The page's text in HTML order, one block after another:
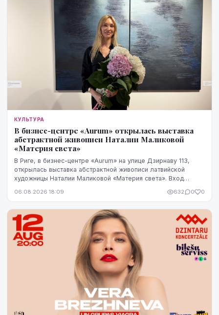
КУЛЬТУРА
В бизнес-центре «Aurum» открылась выставка
абстрактной живописи Наталии Маликовой
«Материя света»
В Риге, в бизнес-центре «Aurum» на улице Дзирнаву 113,
открылась выставка абстрактной живописи латвийской
художницы Наталии Маликовой «Материя света». Вход
06.08.2026 18:09 632 0 0